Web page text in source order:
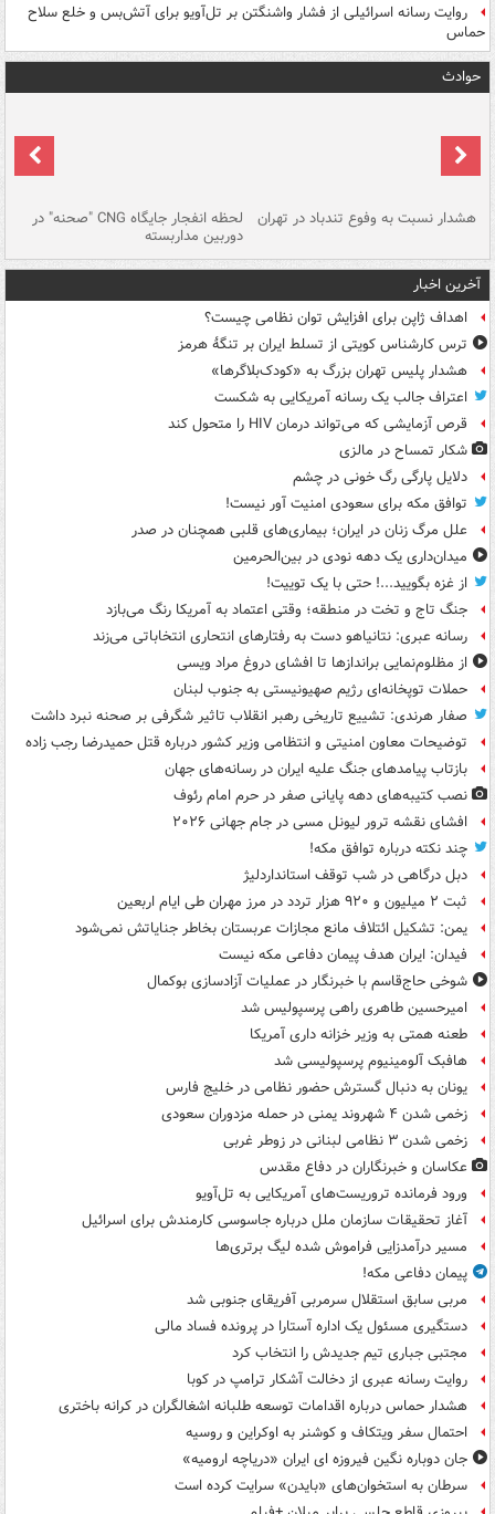
روایت رسانه اسرائیلی از فشار واشنگتن بر تل‌آویو برای آتش‌بس و خلع سلاح
حماس
حوادث
هشدار نسبت به وفوع تندباد در تهران لحظه انفجار جایگاه CNG "صحنه" در
دوربین مداربسته
آخرین اخبار
اهداف ژاپن برای افزایش توان نظامی چیست؟
ترس کارشناس کویتی از تسلط ایران بر تنگۀ هرمز
هشدار پلیس تهران بزرگ به «کودک‌بلاگرها»
اعتراف جالب یک رسانه آمریکایی به شکست
قرص آزمایشی که می‌تواند درمان HIV را متحول کند
شکار تمساح در مالزی
دلایل پارگی رگ خونی در چشم
توافق مکه برای سعودی امنیت آور نیست!
علل مرگ زنان در ایران؛ بیماری‌های قلبی همچنان در صدر
میدان‌داری یک دهه نودی در بین‌الحرمین
از غزه بگویید...! حتی با یک توییت!
جنگ تاج و تخت در منطقه؛ وقتی اعتماد به آمریکا رنگ می‌بازد
رسانه عبری: نتانیاهو دست به رفتارهای انتحاری انتخاباتی می‌زند
از مظلوم‌نمایی براندازها تا افشای دروغ مراد ویسی
حملات توپخانه‌ای رژیم صهیونیستی به جنوب لبنان
صفار هرندی: تشییع تاریخی رهبر انقلاب تاثیر شگرفی بر صحنه نبرد داشت
توضیحات معاون امنیتی و انتظامی وزیر کشور درباره قتل حمیدرضا رجب زاده
بازتاب پیامدهای جنگ علیه ایران در رسانه‌های جهان
نصب کتیبه‌های دهه پایانی صفر در حرم امام رئوف
افشای نقشه ترور لیونل مسی در جام جهانی ۲۰۲۶
چند نکته درباره توافق مکه!
دبل درگاهی در شب توقف استانداردلیژ
ثبت ۲ میلیون و ۹۲۰ هزار تردد در مرز مهران طی ایام اربعین
یمن: تشکیل ائتلاف مانع مجازات عربستان بخاطر جنایاتش نمی‌شود
فیدان: ایران هدف پیمان دفاعی مکه نیست
شوخی حاج‌قاسم با خبرنگار در عملیات آزادسازی بوکمال
امیرحسین طاهری راهی پرسپولیس شد
طعنه همتی به وزیر خزانه داری آمریکا
هافبک آلومینیوم پرسپولیسی شد
یونان به دنبال گسترش حضور نظامی در خلیج فارس
زخمی شدن ۴ شهروند یمنی در حمله مزدوران سعودی
زخمی شدن ۳ نظامی لبنانی در زوطر غربی
عکاسان و خبرنگاران در دفاع مقدس
ورود فرمانده تروریست‌های آمریکایی به تل‌آویو
آغاز تحقیقات سازمان ملل درباره جاسوسی کارمندش برای اسرائیل
مسیر درآمدزایی فراموش شده لیگ برتری‌ها
پیمان دفاعی مکه!
مربی سابق استقلال سرمربی آفریقای جنوبی شد
دستگیری مسئول یک اداره آستارا در پرونده فساد مالی
مجتبی جباری تیم جدیدش را انتخاب کرد
روایت رسانه عبری از دخالت آشکار ترامپ در کوبا
هشدار حماس درباره اقدامات توسعه طلبانه اشغالگران در کرانه باختری
احتمال سفر ویتکاف و کوشنر به اوکراین و روسیه
جان دوباره نگین فیروزه ای ایران «دریاچه ارومیه»
سرطان به استخوان‌های «بایدن» سرایت کرده است